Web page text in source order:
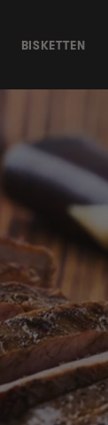
BISKETTEN